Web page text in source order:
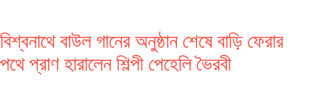
বিশ্বনাথে বাউল গানের অনুষ্ঠান শেষে বাড়ি ফেরার
পথে প্রাণ হারালেন শিল্পী পেহেলি ভৈরবী